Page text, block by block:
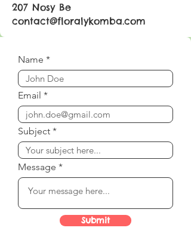
207 Nosy Be
contact@floralykomba.com
Name
Email
Subject
Message
Submit